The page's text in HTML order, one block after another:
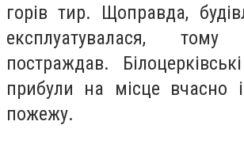
горів тир. Щоправда,
експлуатувалася,
постраждав.
прибули на місце вчасно і
пожежу.